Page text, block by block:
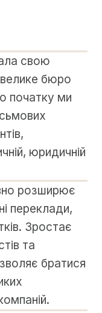
свою
бюро
початку ми
юридичній
розширює
переклади,
Зростає
та
братися